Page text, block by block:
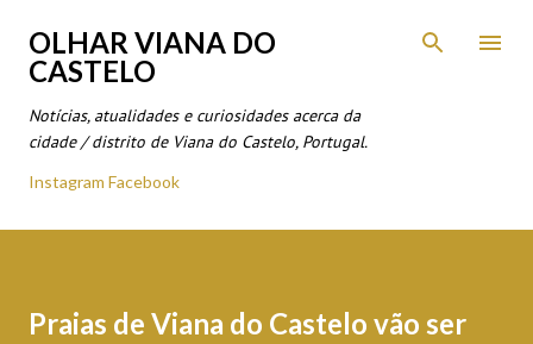
Avançar para o conteúdo principal
OLHAR VIANA DO
CASTELO
Notícias, atualidades e curiosidades acerca da
cidade / distrito de Viana do Castelo, Portugal.
Instagram Facebook
Praias de Viana do Castelo vão ser